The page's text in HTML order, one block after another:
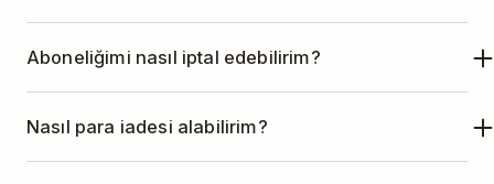
izleyerek tarayıcın üzerinden bulabilir ve
Aboneliğimi nasıl iptal edebilirim?
edebilirsin.
Nasıl para iadesi alabilirim?